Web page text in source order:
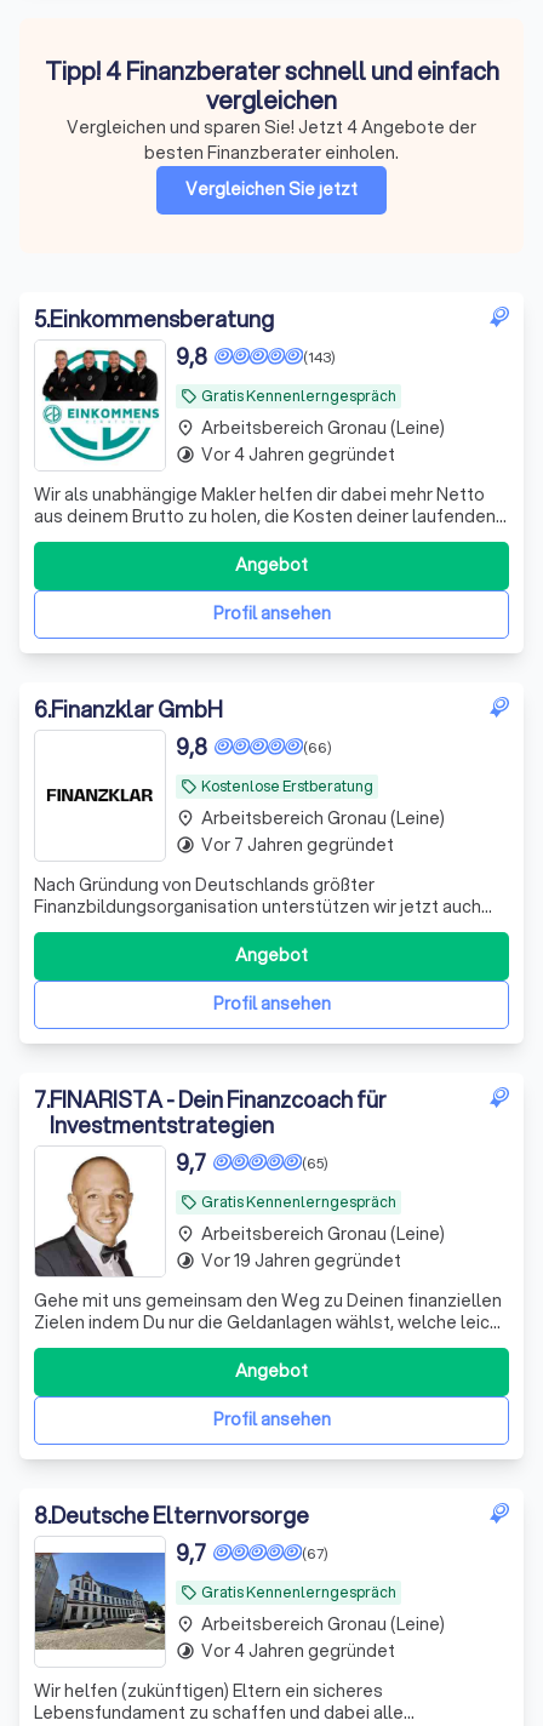
Tipp! 4 Finanzberater schnell und einfach
vergleichen
Vergleichen und sparen Sie! Jetzt 4 Angebote der
besten Finanzberater einholen.
Vergleichen Sie jetzt
5.Einkommensberatung
local_offer Gratis Kennenlerngespräch
(143)
9,8
Wir als unabhängige Makler helfen dir dabei mehr Netto
aus deinem Brutto zu holen, die Kosten deiner laufenden
Verträge zu reduzieren und deine Rentenlücke zu
Profil ansehen
Angebot
place Arbeitsbereich Gronau (Leine)
timelapse Vor 4 Jahren gegründet
6.Finanzklar GmbH
local_offer Kostenlose Erstberatung
(66)
9,8
Nach Gründung von Deutschlands größter
Finanzbildungsorganisation unterstützen wir jetzt auch
bei der Umsetzung. Bekannt aus ZDF, ARD, RTL und vielen
Profil ansehen
Angebot
place Arbeitsbereich Gronau (Leine)
timelapse Vor 7 Jahren gegründet
7.FINARISTA - Dein Finanzcoach für
Investmentstrategien
local_offer Gratis Kennenlerngespräch
(65)
9,7
Gehe mit uns gemeinsam den Weg zu Deinen finanziellen
Zielen indem Du nur die Geldanlagen wählst, welche leicht
verständlich, transparent, renditestark und kostengünstig
mehr Gewinn durch prognosefreies Investieren.
Profil ansehen
Angebot
place Arbeitsbereich Gronau (Leine)
timelapse Vor 19 Jahren gegründet
8.Deutsche Elternvorsorge
local_offer Gratis Kennenlerngespräch
(67)
9,7
Wir helfen (zukünftigen) Eltern ein sicheres
Lebensfundament zu schaffen und dabei alle
place Arbeitsbereich Gronau (Leine)
timelapse Vor 4 Jahren gegründet